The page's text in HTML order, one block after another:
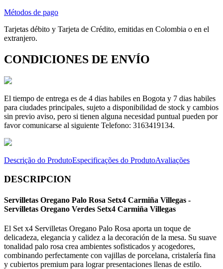
Métodos de pago
Tarjetas débito y Tarjeta de Crédito, emitidas en Colombia o en el
extranjero.
CONDICIONES DE ENVÍO
El tiempo de entrega es de 4 dias habiles en Bogota y 7 dias habiles
para ciudades principales, sujeto a disponibilidad de stock y cambios
sin previo aviso, pero si tienen alguna necesidad puntual pueden por
favor comunicarse al siguiente Telefono: 3163419134.
Descrição do ProdutoEspecificações do ProdutoAvaliações
DESCRIPCION
Servilletas Oregano Palo Rosa Setx4 Carmiña Villegas -
Servilletas Oregano Verdes Setx4 Carmiña Villegas
El Set x4 Servilletas Oregano Palo Rosa aporta un toque de
delicadeza, elegancia y calidez a la decoración de la mesa. Su suave
tonalidad palo rosa crea ambientes sofisticados y acogedores,
combinando perfectamente con vajillas de porcelana, cristalería fina
y cubiertos premium para lograr presentaciones llenas de estilo.